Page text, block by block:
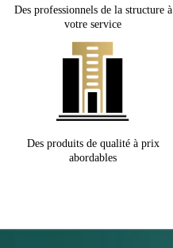
Des professionnels de la structure à
votre service
Des produits de qualité à prix
abordables